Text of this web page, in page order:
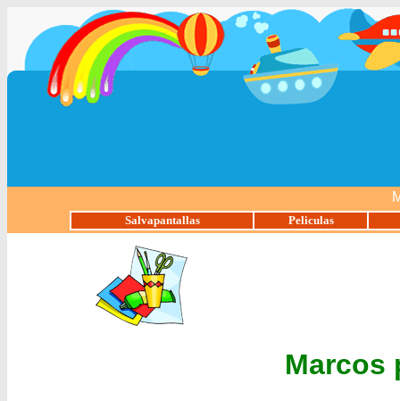
Salvapantallas Peliculas
Marcos